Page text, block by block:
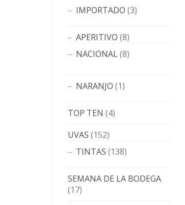
IMPORTADO (3)
APERITIVO (8)
NACIONAL(8)
NARANJO (1)
TOP TEN (4)
UVAS (152)
TINTAS (138)
SEMANA DE LA BODEGA
(17)